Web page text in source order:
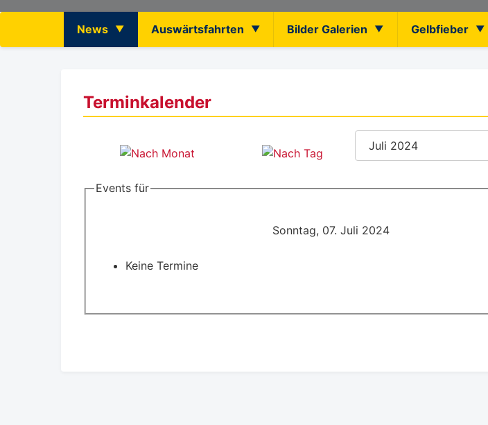
News Auswärtsfahrten Bilder Galerien Gelbfieber
Terminkalender
Events für
Sonntag, 07. Juli 2024
Keine Termine